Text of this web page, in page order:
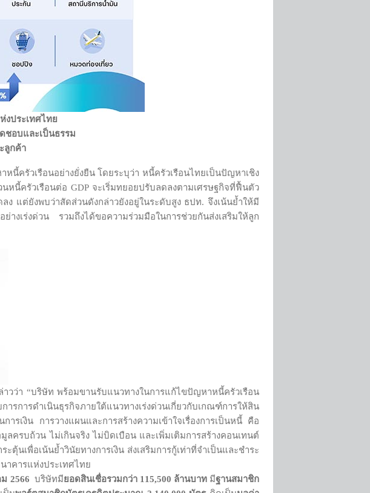
งประเทศไทย
ชอบและเป็นธรรม
ลูกค้า
ครัวเรือนอย่างยั่งยืน โดยระบุว่า หนี้ครัวเรือนไทยเป็นปัญหาเชิง
นี้ครัวเรือนต่อ GDP จะเริ่มทยอยปรับลดลงตามเศรษฐกิจที่ฟื้นตัว
ง แต่ยังพบว่าสัดส่วนดังกล่าวยังอยู่ในระดับสูง ธปท. จึงเน้นย้ำให้มี
างเร่งด่วน รวมถึงได้ขอความร่วมมือในการช่วยกันส่งเสริมให้ลูก
วว่า “บริษัท พร้อมขานรับแนวทางในการแก้ไขปัญหาหนี้ครัวเรือน
รการดำเนินธุรกิจภายใต้แนวทางเร่งด่วนเกี่ยวกับเกณฑ์การให้สิน
รเงิน การวางแผนและการสร้างความเข้าใจเรื่องการเป็นหนี้ คือ
ครบถ้วน ไม่เกินจริง ไม่บิดเบือน และเพิ่มเติมการสร้างคอนเทนต์
นเพื่อเน้นย้ำวินัยทางการเงิน ส่งเสริมการกู้เท่าที่จำเป็นและชำระ
าคารแห่งประเทศไทย
2566 บริษัทมียอดสินเชื่อรวมกว่า 115,500 ล้านบาทมีฐานสมาชิก